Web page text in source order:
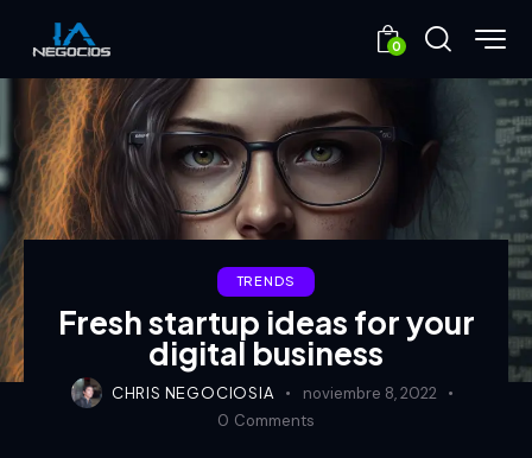
0
TRENDS
Fresh startup ideas for your
digital business
CHRIS NEGOCIOSIA
noviembre 8, 2022
0 Comments